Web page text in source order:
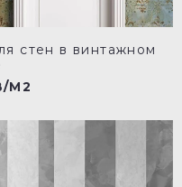
стен в винтажном
M2